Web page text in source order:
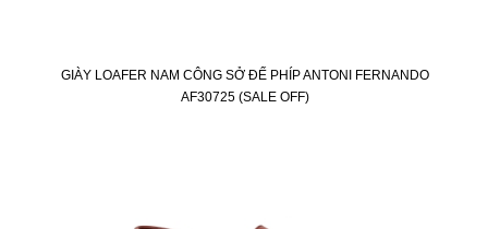
GIÀY LOAFER NAM CÔNG SỞ ĐẾ PHÍP ANTONI FERNANDO
AF30725 (SALE OFF)